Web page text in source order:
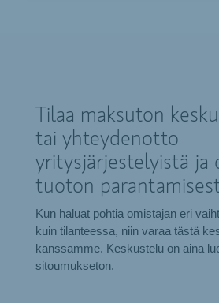
Tilaa maksuton
tai yhteydenotto
yritysjärjestelyistä ja
tuoton
Kun haluat pohtia omistajan eri
kuin tilanteessa, niin varaa tästä
kanssamme. Keskustelu on aina
sitoumukseton.